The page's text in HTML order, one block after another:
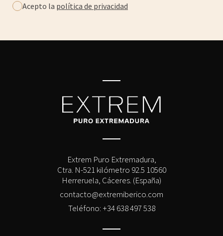
Acepto la política de privacidad
Extrem Puro Extremadura,
Ctra. N-521 kilómetro 92.5 10560
Herreruela, Cáceres. (España)
contacto@extremiberico.com
Teléfono: +34 638 497 538